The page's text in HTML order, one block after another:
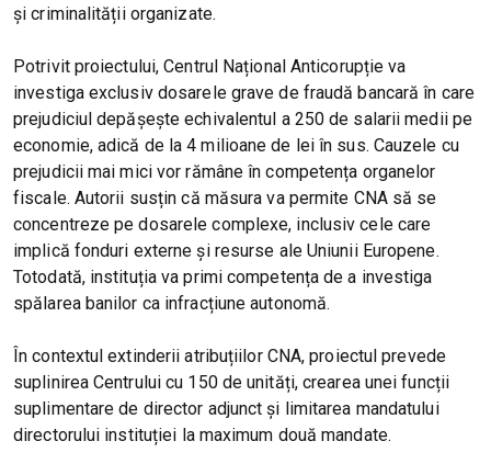
și criminalității organizate.
Potrivit proiectului, Centrul Național Anticorupție va
investiga exclusiv dosarele grave de fraudă bancară în care
prejudiciul depășește echivalentul a 250 de salarii medii pe
economie, adică de la 4 milioane de lei în sus. Cauzele cu
prejudicii mai mici vor rămâne în competența organelor
fiscale. Autorii susțin că măsura va permite CNA să se
concentreze pe dosarele complexe, inclusiv cele care
implică fonduri externe și resurse ale Uniunii Europene.
Totodată, instituția va primi competența de a investiga
spălarea banilor ca infracțiune autonomă.
În contextul extinderii atribuțiilor CNA, proiectul prevede
suplinirea Centrului cu 150 de unități, crearea unei funcții
suplimentare de director adjunct și limitarea mandatului
directorului instituției la maximum două mandate.